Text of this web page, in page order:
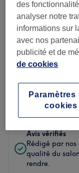
Personnel
Évaluation
Avis vérifiés
Rédigé par
qualité du
rendre.
des
analyser notre
informations sur
avec nos
publicité et de
de cookies
Paramètres
cookies